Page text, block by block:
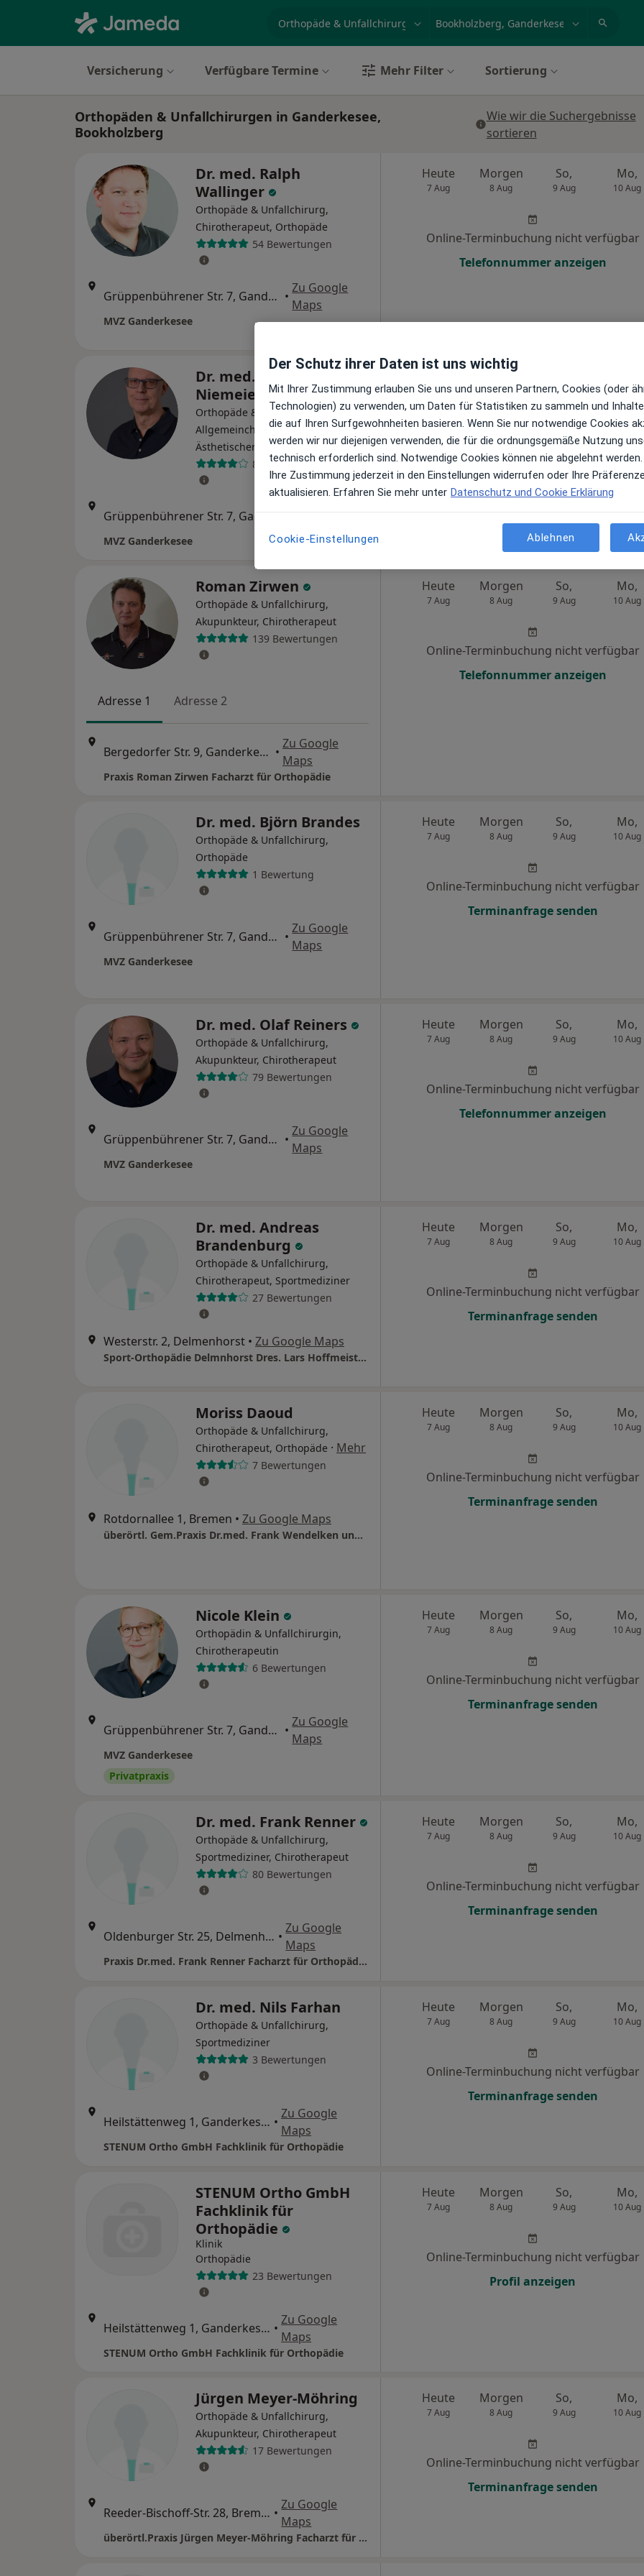
Versicherung Verfügbare Termine Mehr Filter Sortierung
Orthopäden & Unfallchirurgen in Ganderkesee,
Bookholzberg
Wie wir die Suchergebnisse
sortieren
Dr. med. Ralph
Wallinger
Orthopäde & Unfallchirurg,
Chirotherapeut, Orthopäde
54 Bewertungen
Grüppenbührener Str. 7, Ganderkesee •
Zu Google
Maps
MVZ Ganderkesee
Heute
7 Aug
Morgen
8 Aug
So,
9 Aug
Mo,
10 Aug
Online-Terminbuchung nicht verfügbar
Telefonnummer anzeigen
Dr. med. Joachim
Niemeier
Orthopäde & Unfallchirurg,
Allgemeinchirurg, Plastischer &
Ästhetischer Chirurg
8 Bewertungen
MVZ Ganderkesee
7 Aug
Morgen
8 Aug 9 Aug 10 Aug
Online-Terminbuchung nicht verfügbar
Telefonnummer anzeigen
Roman Zirwen
Orthopäde & Unfallchirurg,
Akupunkteur, Chirotherapeut
139 Bewertungen
Adresse 1 Adresse 2
Bergedorfer Str. 9, Ganderkesee •
Zu Google
Maps
Praxis Roman Zirwen Facharzt für Orthopädie
Heute
7 Aug
Morgen
8 Aug
So,
9 Aug
Mo,
10 Aug
Online-Terminbuchung nicht verfügbar
Telefonnummer anzeigen
Dr. med. Björn Brandes
Orthopäde & Unfallchirurg,
Orthopäde
1 Bewertung
Grüppenbührener Str. 7, Ganderkesee •
Zu Google
Maps
MVZ Ganderkesee
Heute
7 Aug
Morgen
8 Aug
So,
9 Aug
Mo,
10 Aug
Online-Terminbuchung nicht verfügbar
Terminanfrage senden
Dr. med. Olaf Reiners
Orthopäde & Unfallchirurg,
Akupunkteur, Chirotherapeut
79 Bewertungen
Grüppenbührener Str. 7, Ganderkesee •
Zu Google
Maps
MVZ Ganderkesee
Heute
7 Aug
Morgen
8 Aug
So,
9 Aug
Mo,
10 Aug
Online-Terminbuchung nicht verfügbar
Telefonnummer anzeigen
Dr. med. Andreas
Brandenburg
Orthopäde & Unfallchirurg,
Chirotherapeut, Sportmediziner
27 Bewertungen
Westerstr. 2, Delmenhorst • Zu Google Maps
Sport-Orthopädie Delmnhorst Dres. Lars Hoffmeister Andreas Brandenburg und Lüder Beninga
Heute
7 Aug
Morgen
8 Aug
So,
9 Aug
Mo,
10 Aug
Online-Terminbuchung nicht verfügbar
Terminanfrage senden
Moriss Daoud
Orthopäde & Unfallchirurg,
Chirotherapeut, Orthopäde · Mehr
7 Bewertungen
Rotdornallee 1, Bremen • Zu Google Maps
überörtl. Gem.Praxis Dr.med. Frank Wendelken und Moriss Daoud
Heute
7 Aug
Morgen
8 Aug
So,
9 Aug
Mo,
10 Aug
Online-Terminbuchung nicht verfügbar
Terminanfrage senden
Nicole Klein
Orthopädin & Unfallchirurgin,
Chirotherapeutin
6 Bewertungen
Grüppenbührener Str. 7, Ganderkesee •
Zu Google
Maps
MVZ Ganderkesee
Privatpraxis
Heute
7 Aug
Morgen
8 Aug
So,
9 Aug
Mo,
10 Aug
Online-Terminbuchung nicht verfügbar
Terminanfrage senden
Dr. med. Frank Renner
Orthopäde & Unfallchirurg,
Sportmediziner, Chirotherapeut
80 Bewertungen
Oldenburger Str. 25, Delmenhorst •
Zu Google
Maps
Praxis Dr.med. Frank Renner Facharzt für Orthopädie und Unfallchirurgie
Heute
7 Aug
Morgen
8 Aug
So,
9 Aug
Mo,
10 Aug
Online-Terminbuchung nicht verfügbar
Terminanfrage senden
Dr. med. Nils Farhan
Orthopäde & Unfallchirurg,
Sportmediziner
3 Bewertungen
Heilstättenweg 1, Ganderkesee •
Zu Google
Maps
STENUM Ortho GmbH Fachklinik für Orthopädie
Heute
7 Aug
Morgen
8 Aug
So,
9 Aug
Mo,
10 Aug
Online-Terminbuchung nicht verfügbar
Terminanfrage senden
STENUM Ortho GmbH
Fachklinik für
Orthopädie
Klinik
Orthopädie
23 Bewertungen
Heilstättenweg 1, Ganderkesee •
Zu Google
Maps
STENUM Ortho GmbH Fachklinik für Orthopädie
Heute
7 Aug
Morgen
8 Aug
So,
9 Aug
Mo,
10 Aug
Online-Terminbuchung nicht verfügbar
Profil anzeigen
Jürgen Meyer-Möhring
Orthopäde & Unfallchirurg,
Akupunkteur, Chirotherapeut
17 Bewertungen
Reeder-Bischoff-Str. 28, Bremen •
Zu Google
Maps
überörtl.Praxis Jürgen Meyer-Möhring Facharzt für Orthopädie und Unfallchirurgie
Heute
7 Aug
Morgen
8 Aug
So,
9 Aug
Mo,
10 Aug
Online-Terminbuchung nicht verfügbar
Terminanfrage senden
Der Schutz ihrer Daten ist uns wichtig
Mit Ihrer Zustimmung erlauben Sie uns und unseren Partnern, Cookies (oder
Technologien) zu verwenden, um Daten für Statistiken zu sammeln und
die auf Ihren Surfgewohnheiten basieren. Wenn Sie nur notwendige Cookies
werden wir nur diejenigen verwenden, die für die ordnungsgemäße Nutzung
technisch erforderlich sind. Notwendige Cookies können nie abgelehnt werden.
Ihre Zustimmung jederzeit in den Einstellungen widerrufen oder Ihre
aktualisieren. Erfahren Sie mehr unter Datenschutz und Cookie Erklärung
Cookie-Einstellungen Ablehnen